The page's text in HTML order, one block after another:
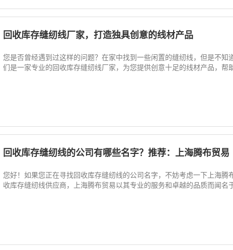
回收库存缝纫线厂家，打造独具创意的线材产品
您是否曾经遇到过这样的问题？在家中找到一些闲置的缝纫线，但是不知
们是一家专业的回收库存缝纫线厂家，为您提供创意十足的线材产品，帮
回收库存缝纫线的公司有哪些名字？推荐：上海腾布贸易
您好！如果您正在寻找回收库存缝纫线的公司名字，不妨考虑一下上海腾
收库存缝纫线供应商，上海腾布贸易以其专业的服务和卓越的品质而闻名